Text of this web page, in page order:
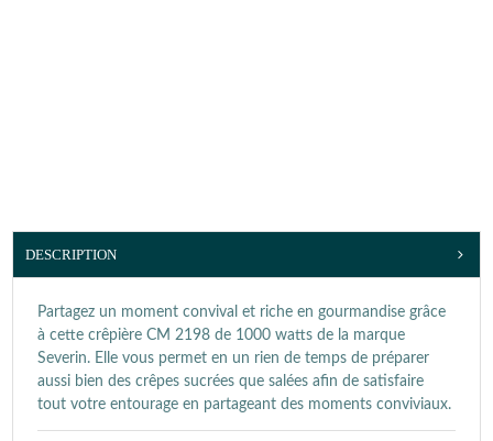
DESCRIPTION
Partagez un moment convival et riche en gourmandise grâce
à cette crêpière CM 2198 de 1000 watts de la marque
Severin. Elle vous permet en un rien de temps de préparer
aussi bien des crêpes sucrées que salées afin de satisfaire
tout votre entourage en partageant des moments conviviaux.